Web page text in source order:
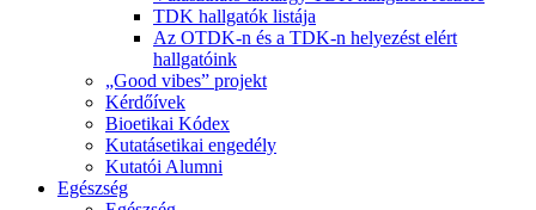
TDK hallgatók listája
Az OTDK-n és a TDK-n helyezést elért
hallgatóink
„Good vibes” projekt
Kérdőívek
Bioetikai Kódex
Kutatásetikai engedély
Kutatói Alumni
Egészség